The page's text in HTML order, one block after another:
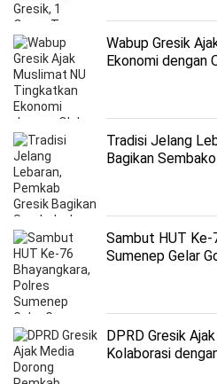
Wabup Gresik
Ekonomi dengan
Tradisi Jelang
Bagikan
Sambut HUT Ke-
Sumenep Gelar
DPRD Gresik
Kolaborasi